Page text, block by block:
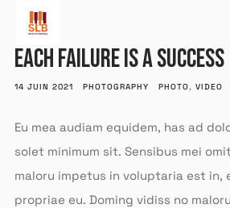
EACH FAILURE IS A SUCCESS
14 JUIN 2021 PHOTOGRAPHY PHOTO, VIDEO
Eu mea audiam equidem, has ad
solet minimum sit. Sensibus mei
maloru impetus in voluptaria est in,
propriae eu. Doming vidiss no